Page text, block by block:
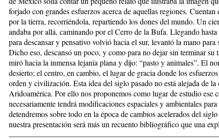
forjado con grandes esfuerzos acerca de aquellas regiones.
por la tierra, recorriéndola, repartiendo los dones del mundo. Un
andaba por allá, caminando por el Cerro de la Bufa. Llegando
para descansar y pensativo volvió hacia el sur, levantó la mano
Dicho eso, descansó un poco, y como para no dejar sin terminar su
miró hacia la inmensa lejanía plana y dijo: “pasto y animales”. El
desierto; el centro, en cambio, el lugar de gracia donde los
orden y civilización. Esta idea del siglo pasado no está alejada de
Aridoamérica. Por ello nos proponemos como lugar de estudio ese
necesariamente tendrá modificaciones espaciales y ambientales
detendremos sobre todo en la época de cambios acelerados del
nuestra presentación será más un recuento bibliográfico que una